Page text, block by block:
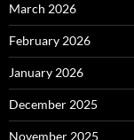
March 2026
February 2026
January 2026
December 2025
November 2025